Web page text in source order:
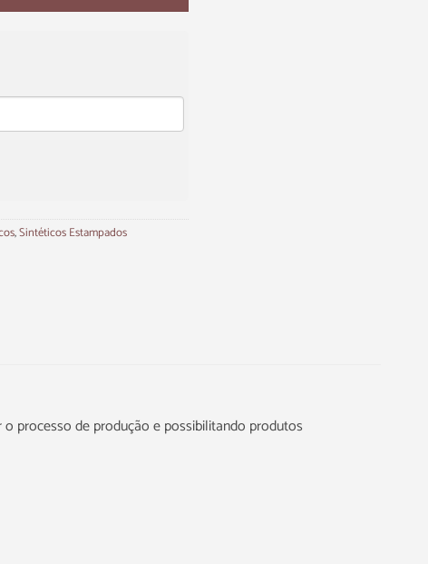
,Sintéticos Estampados
processo de produção e possibilitando produtos